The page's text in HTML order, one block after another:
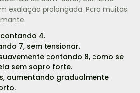
exalação prolongada. Para muitas
4.
7, sem tensionar.
contando 8, como se
sem sopro forte.
aumentando gradualmente